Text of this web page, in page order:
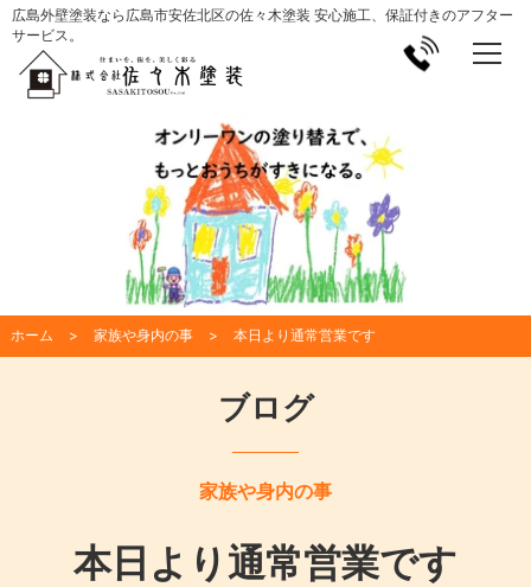
広島外壁塗装なら広島市安佐北区の佐々木塗装 安心施工、保証付きのアフター
サービス。
ホーム 家族や身内の事 本日より通常営業です
ブログ
家族や身内の事
本日より通常営業です